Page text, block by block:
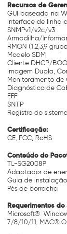
Recursos de
GUI baseada na
Interface de linha
SNMPv1/v2c/v3
Armadilha/
RMON (1,2,3,9
Modelo SDM
Cliente DHCP/
Imagem Dupla,
Monitoramento de
Diagnóstico de
EEE
SNTP
Registro do sistema
Certificação:
CE, FCC, RoHS
Conteúdo do
TL-SG2008P
Adaptador de
Guia de instalação
Pés de borracha
Requerimentos do
Microsoft®
7/8/10/11, MAC®